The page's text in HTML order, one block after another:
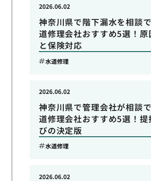
神奈川県で階下漏水を相談
道修理会社おすすめ5選！原
と保険対応
2026.06.02
水道修理
神奈川県で管理会社が相談
道修理会社おすすめ5選！提
びの決定版
2026.06.02
水道修理
2026.06.02